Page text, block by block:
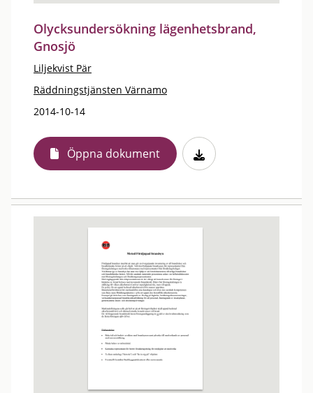
Olycksundersökning lägenhetsbrand,
Gnosjö
Liljekvist Pär
Räddningstjänsten Värnamo
2014-10-14
Öppna dokument